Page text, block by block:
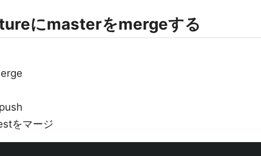
にmasterをmergeする
をマージ